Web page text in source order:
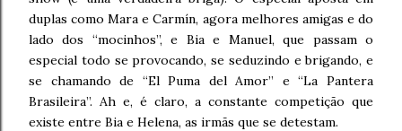
duplas como Mara e Carmín, agora melhores amigas e do
lado dos “mocinhos”, e Bia e Manuel, que passam o
especial todo se provocando, se seduzindo e brigando, e
se chamando de “El Puma del Amor” e “La Pantera
Brasileira”. Ah e, é claro, a constante competição que
existe entre Bia e Helena, as irmãs que se detestam.